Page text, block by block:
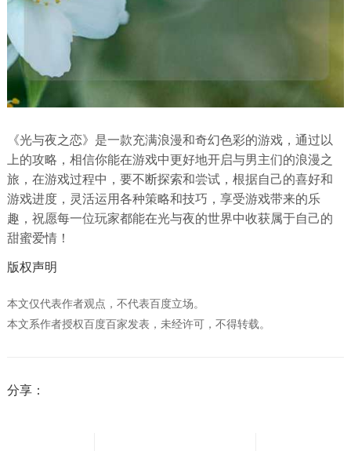
《光与夜之恋》是一款充满浪漫和奇幻色彩的游戏，通过以
上的攻略，相信你能在游戏中更好地开启与男主们的浪漫之
旅，在游戏过程中，要不断探索和尝试，根据自己的喜好和
游戏进度，灵活运用各种策略和技巧，享受游戏带来的乐
趣，祝愿每一位玩家都能在光与夜的世界中收获属于自己的
甜蜜爱情！
版权声明
本文仅代表作者观点，不代表百度立场。
本文系作者授权百度百家发表，未经许可，不得转载。
分享：